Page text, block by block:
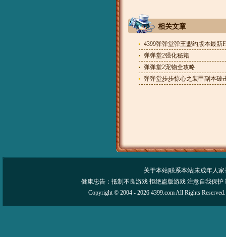
相关文章
4399弹弹堂弹王盟约版本最新
弹弹堂2强化秘籍
弹弹堂2宠物全攻略
弹弹堂步步惊心之装甲副本破
关于本站联系本站未成年人家
健康忠告：抵制不良游戏 拒绝盗版游戏 注意自我保
Copyright © 2004 - 2026 4399.com All Rights